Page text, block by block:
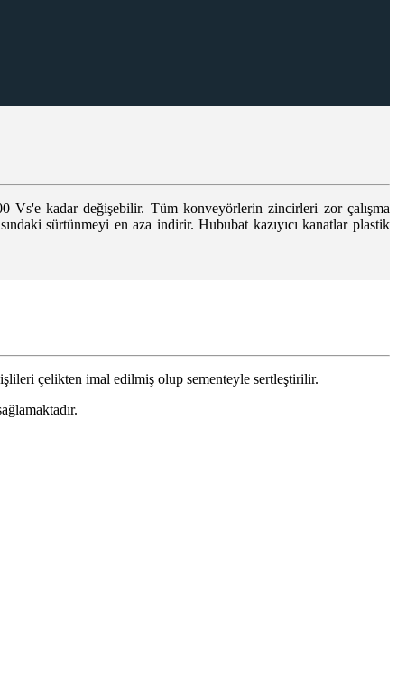
Vs'e kadar değişebilir. Tüm konveyörlerin zincirleri zor çalışma
sürtünmeyi en aza indirir. Hububat kazıyıcı kanatlar plastik
çelikten imal edilmiş olup sementeyle sertleştirilir.